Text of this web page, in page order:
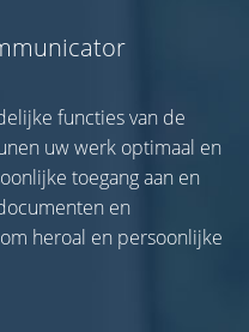
functies van de
uw werk optimaal en
toegang aan en
en
heroal en persoonlijke